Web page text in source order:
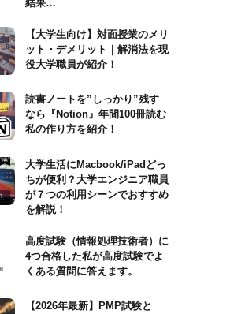
結果…
【大学生向け】対面授業のメリ
ット・デメリット｜解消法を現
役大学職員が紹介！
読書ノートを”しっかり”残す
なら『Notion』年間100冊読む
私の作り方を紹介！
大学生活にMacbook/iPadどっ
ちが便利？大学エンジニア職員
が７つの利用シーンでおすすめ
を解説！
高度試験（情報処理技術者）に
4つ合格した私が高度試験でよ
くある質問に答えます。
【2026年最新】PMP試験と